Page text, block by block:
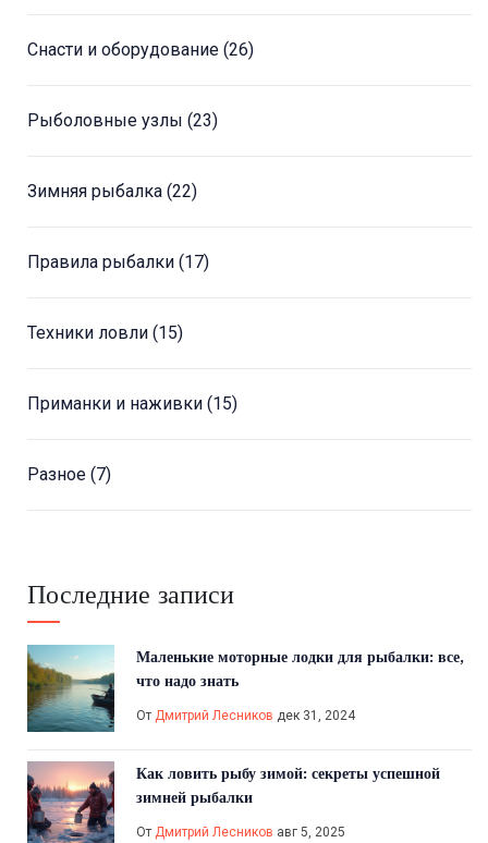
Снасти и оборудование (26)
Рыболовные узлы (23)
Зимняя рыбалка (22)
Правила рыбалки (17)
Техники ловли (15)
Приманки и наживки (15)
Разное (7)
Последние записи
Маленькие моторные лодки для рыбалки: все,
что надо знать
От Дмитрий Лесников дек 31, 2024
Как ловить рыбу зимой: секреты успешной
зимней рыбалки
От Дмитрий Лесников авг 5, 2025